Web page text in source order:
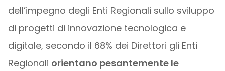
dell’impegno degli Enti Regionali sullo sviluppo
di progetti di innovazione tecnologica e
digitale, secondo il 68% dei Direttori gli Enti
Regionali orientano pesantemente le